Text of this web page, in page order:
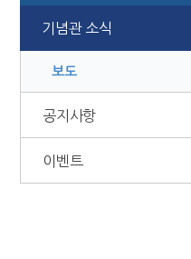
기념관 소식
보도
공지사항
이벤트